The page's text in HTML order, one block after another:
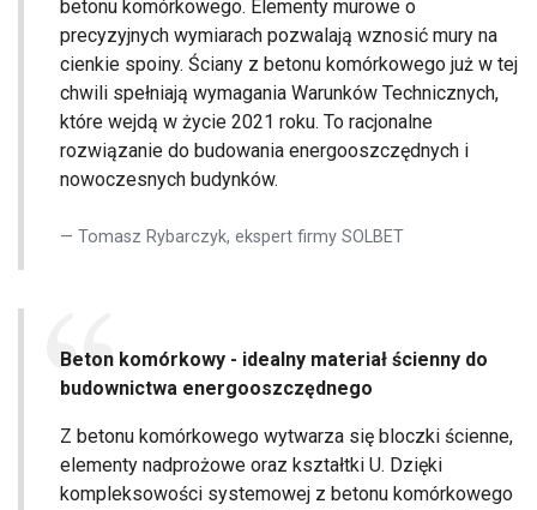
betonu komórkowego. Elementy murowe o
precyzyjnych wymiarach pozwalają wznosić mury na
cienkie spoiny. Ściany z betonu komórkowego już w tej
chwili spełniają wymagania Warunków Technicznych,
które wejdą w życie 2021 roku. To racjonalne
rozwiązanie do budowania energooszczędnych i
nowoczesnych budynków.
Tomasz Rybarczyk, ekspert firmy SOLBET
Beton komórkowy - idealny materiał ścienny do
budownictwa energooszczędnego
Z betonu komórkowego wytwarza się bloczki ścienne,
elementy nadprożowe oraz kształtki U. Dzięki
kompleksowości systemowej z betonu komórkowego